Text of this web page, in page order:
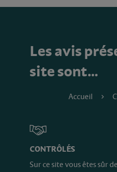
Les avis
site sont…
Accueil
CONTRÔLÉS
Sur ce site vous êtes sûr